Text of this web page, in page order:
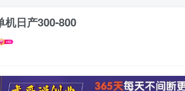
机日产300-800